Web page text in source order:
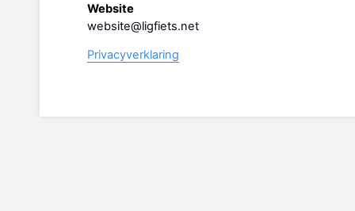
Website
website@ligfiets.net
Privacyverklaring